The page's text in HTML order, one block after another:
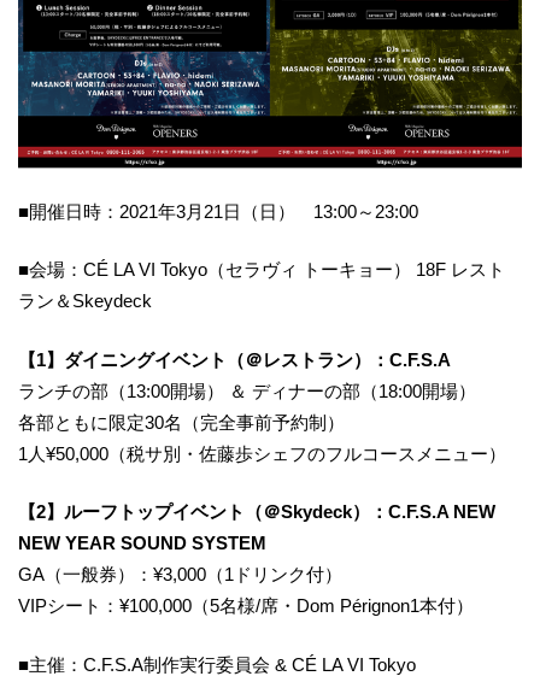
■開催日時：2021年3月21日（日） 13:00～23:00
■会場：CÉ LA VI Tokyo（セラヴィ トーキョー） 18F レスト
ラン＆Skeydeck
【1】ダイニングイベント（＠レストラン）：C.F.S.A
ランチの部（13:00開場） ＆ ディナーの部（18:00開場）
各部ともに限定30名（完全事前予約制）
1人¥50,000（税サ別・佐藤歩シェフのフルコースメニュー）
【2】ルーフトップイベント（＠Skydeck）：C.F.S.A NEW
NEW YEAR SOUND SYSTEM
GA（一般券）：¥3,000（1ドリンク付）
VIPシート：¥100,000（5名様/席・Dom Pérignon1本付）
■主催：C.F.S.A制作実行委員会 & CÉ LA VI Tokyo